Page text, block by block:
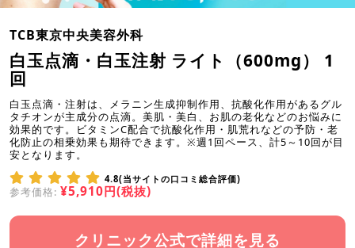
TCB東京中央美容外科
白玉点滴・白玉注射 ライト（600mg） 1
回
白玉点滴・注射は、メラニン生成抑制作用、抗酸化作用があるグル
タチオンが主成分の点滴。美肌・美白、お肌の老化などのお悩みに
効果的です。ビタミンC配合で抗酸化作用・肌荒れなどの予防・老
化防止の相乗効果も期待できます。※週1回ペース、計5～10回が目
安となります。
4.8(当サイトの口コミ総合評価)
参考価格: ¥5,910円(税抜)
クリニック公式で詳細を見る